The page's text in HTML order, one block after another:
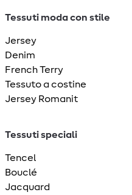
Tessuti moda con stile
Jersey
Denim
French Terry
Tessuto a costine
Jersey Romanit
Tessuti speciali
Tencel
Bouclé
Jacquard